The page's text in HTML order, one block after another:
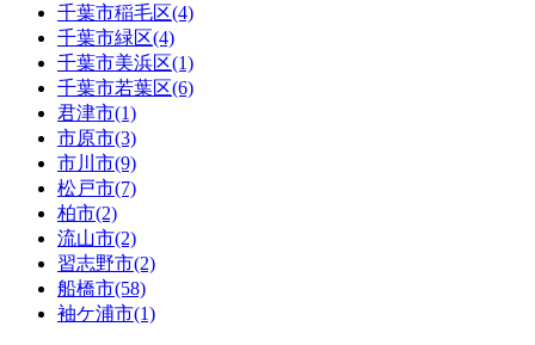
千葉市稲毛区(4)
千葉市緑区(4)
千葉市美浜区(1)
千葉市若葉区(6)
君津市(1)
市原市(3)
市川市(9)
松戸市(7)
柏市(2)
流山市(2)
習志野市(2)
船橋市(58)
袖ケ浦市(1)